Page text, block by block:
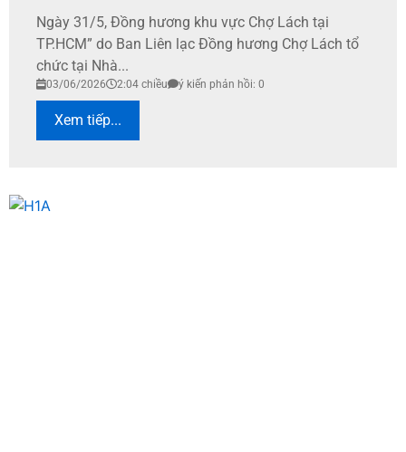
Ngày 31/5, Đồng hương khu vực Chợ Lách tại
TP.HCM” do Ban Liên lạc Đồng hương Chợ Lách tổ
chức tại Nhà...
03/06/2026 2:04 chiều ý kiến phản hồi: 0
Xem tiếp...